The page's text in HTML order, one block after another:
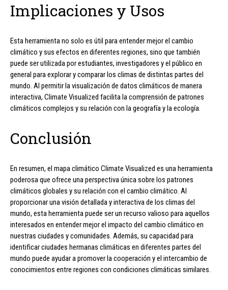
Implicaciones y Usos
Esta herramienta no solo es útil para entender mejor el cambio
climático y sus efectos en diferentes regiones, sino que también
puede ser utilizada por estudiantes, investigadores y el público en
general para explorar y comparar los climas de distintas partes del
mundo. Al permitir la visualización de datos climáticos de manera
interactiva, Climate Visualized facilita la comprensión de patrones
climáticos complejos y su relación con la geografía y la ecología.
Conclusión
En resumen, el mapa climático Climate Visualized es una herramienta
poderosa que ofrece una perspectiva única sobre los patrones
climáticos globales y su relación con el cambio climático. Al
proporcionar una visión detallada y interactiva de los climas del
mundo, esta herramienta puede ser un recurso valioso para aquellos
interesados en entender mejor el impacto del cambio climático en
nuestras ciudades y comunidades. Además, su capacidad para
identificar ciudades hermanas climáticas en diferentes partes del
mundo puede ayudar a promover la cooperación y el intercambio de
conocimientos entre regiones con condiciones climáticas similares.